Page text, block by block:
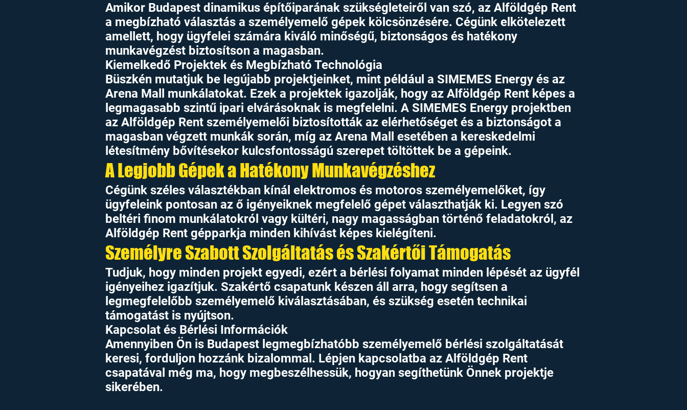
Amikor Budapest dinamikus építőiparának szükségleteiről van szó, az Alföldgép Rent
a megbízható választás a személyemelő gépek kölcsönzésére. Cégünk elkötelezett
amellett, hogy ügyfelei számára kiváló minőségű, biztonságos és hatékony
munkavégzést biztosítson a magasban.
Kiemelkedő Projektek és Megbízható Technológia
Büszkén mutatjuk be legújabb projektjeinket, mint például a SIMEMES Energy és az
Arena Mall munkálatokat. Ezek a projektek igazolják, hogy az Alföldgép Rent képes a
legmagasabb szintű ipari elvárásoknak is megfelelni. A SIMEMES Energy projektben
az Alföldgép Rent személyemelői biztosították az elérhetőséget és a biztonságot a
magasban végzett munkák során, míg az Arena Mall esetében a kereskedelmi
létesítmény bővítésekor kulcsfontosságú szerepet töltöttek be a gépeink.
A Legjobb Gépek a Hatékony Munkavégzéshez
Cégünk széles választékban kínál elektromos és motoros személyemelőket, így
ügyfeleink pontosan az ő igényeiknek megfelelő gépet választhatják ki. Legyen szó
beltéri finom munkálatokról vagy kültéri, nagy magasságban történő feladatokról, az
Alföldgép Rent gépparkja minden kihívást képes kielégíteni.
Személyre Szabott Szolgáltatás és Szakértői Támogatás
Tudjuk, hogy minden projekt egyedi, ezért a bérlési folyamat minden lépését az ügyfél
igényeihez igazítjuk. Szakértő csapatunk készen áll arra, hogy segítsen a
legmegfelelőbb személyemelő kiválasztásában, és szükség esetén technikai
támogatást is nyújtson.
Kapcsolat és Bérlési Információk
Amennyiben Ön is Budapest legmegbízhatóbb személyemelő bérlési szolgáltatását
keresi, forduljon hozzánk bizalommal. Lépjen kapcsolatba az Alföldgép Rent
csapatával még ma, hogy megbeszélhessük, hogyan segíthetünk Önnek projektje
sikerében.